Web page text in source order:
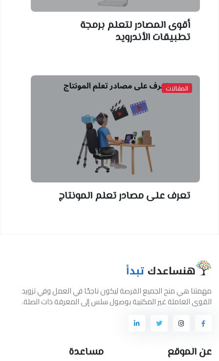
أقوى المصادر لتعلم برمجة
تطبيقات الأندرويد
المقالات
تعرف على مصادر تعلم المونتاج
مهمتنا هي منح الجميع الفرصة ليكون ناجحًا في العمل وفي تزويد
القوى العاملة غير المكتبية بوصول سلس إلى المعرفة ذات الصلة.
عن الموقع مساعدة